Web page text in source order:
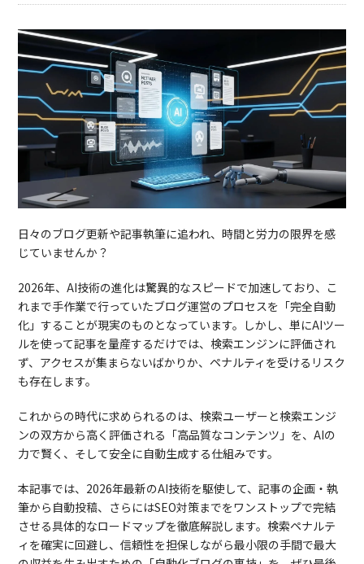
日々のブログ更新や記事執筆に追われ、時間と労力の限界を感
じていませんか？
2026年、AI技術の進化は驚異的なスピードで加速しており、こ
れまで手作業で行っていたブログ運営のプロセスを「完全自動
化」することが現実のものとなっています。しかし、単にAIツー
ルを使って記事を量産するだけでは、検索エンジンに評価され
ず、アクセスが集まらないばかりか、ペナルティを受けるリスク
も存在します。
これからの時代に求められるのは、検索ユーザーと検索エンジ
ンの双方から高く評価される「高品質なコンテンツ」を、AIの
力で賢く、そして安全に自動生成する仕組みです。
本記事では、2026年最新のAI技術を駆使して、記事の企画・執
筆から自動投稿、さらにはSEO対策までをワンストップで完結
させる具体的なロードマップを徹底解説します。検索ペナルテ
ィを確実に回避し、信頼性を担保しながら最小限の手間で最大